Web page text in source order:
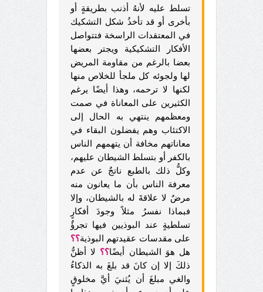
تسلط عليه لأنهُ أذنب بطريقةٍ أو
بأخرى أو قد تأخذُ شكل التشكيك
في المعتقدات الراسخة فتتواصل
الأفكار التشكيكية ويجتر بعضها
بعضا بالرغم من مقاومة المريض
لها ولجوئه كل ملجأ للخلاص منها
لكنها لا ترحمه، وهذا أيضًا يرغم
الكثيرين على المعاناة في صمت
ومعظمهم ينتهي به الحال إلى
الاكتئاب وهم يفضلون البقاء في
معاناتهم مخافة أن يتهمهم الناس
بالكفر أو بتسلط الشيطان عليهم،
وكلُّ ذلك بالطبع ناتجٌ عن عدم
معرفة الناس بأن ما يعانون منه
مرضٌ لا علاقةَ له بالشيطان، وإلا
فبماذا نفسرُ مثلاً وجودَ أفكارٍ
تسلطيةٍ عند البوذيين فيها تجرؤٌ
على مقدسات عقيدتهم البوذية؟؟
هل هوَ الشيطان أيضًا؟؟
لا أظنُّ
ذلكَ إلا إن كانَ قد بلغَ به الذكاءُ
والغي مبلغَ أن يُثنيَ أيَّ مخلوقٍ